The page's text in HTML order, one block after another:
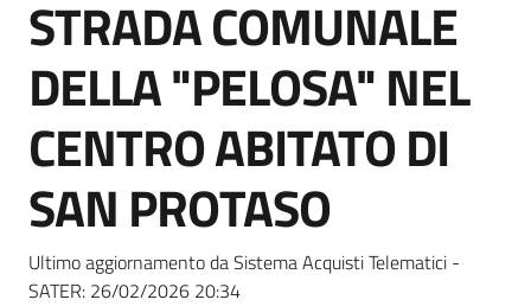
STRADA COMUNALE
DELLA "PELOSA" NEL
CENTRO ABITATO DI
SAN PROTASO
Ultimo aggiornamento da Sistema Acquisti Telematici -
SATER: 26/02/2026 20:34